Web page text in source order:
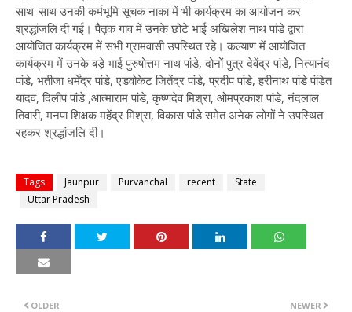
साथ-साथ उनकी कर्मभूमि सूचक नाका में भी कार्यक्रम का आयोजन कर
श्रद्धांजलि दी गई। पैतृक गांव में उनके छोटे भाई अखिलेश नाथ पांडे द्वारा
आयोजित कार्यक्रम में सभी ग्रामवासी उपस्थित रहे। कल्याण में आयोजित
कार्यक्रम में उनके बड़े भाई पुरुषोत्तम नाथ पांडे, दोनों पुत्र देवेंद्र पांडे, नित्यानंद
पांडे, भतीजा धर्मेंद्र पांडे, एडवोकेट जितेंद्र पांडे, प्रदीप पांडे, हरीनाथ पांडे पंडित
यादव, दिलीप पांडे ,आत्माराम पांडे, कृष्णदेव मिश्रा, ओमप्रकाश पांडे, नंदलाल
तिवारी, मनपा शिक्षक महेंद्र मिश्रा, विकास पांडे समेत अनेक लोगों ने उपस्थित
रहकर श्रद्धांजलि दी।
Tags Jaunpur Purvanchal recent
State
Uttar Pradesh
NEWER
OLDER